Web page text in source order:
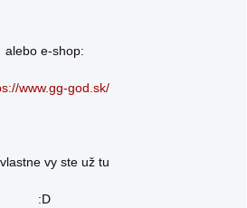
alebo e-shop:
www.gg-god.sk/
vy ste už tu
:D